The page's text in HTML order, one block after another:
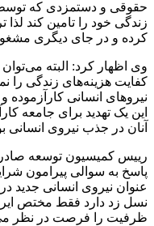
حقوقی و دستمزدی که
زندگی خود را تامین کند
کرده و در جای دیگری
وی اظهار کرد: البته
کفایت هزینه‌های زندگی را
نیروهای انسانی
این یک تهدید برای جامعه
آنان در جذب نیروی انسانی
رییس کمیسیون توسعه
پاسخ به سوالی پیرامون
عنوان نیروی انسانی جدید
نسل زد دارد فقط مختص
ظرفیت را فرصت در نظر